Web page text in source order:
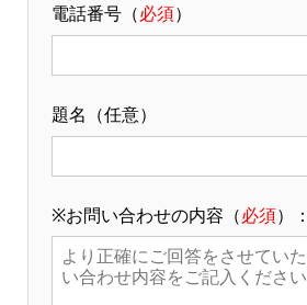
電話番号（必須）
題名（任意）
※お問い合わせの内容（必須）：